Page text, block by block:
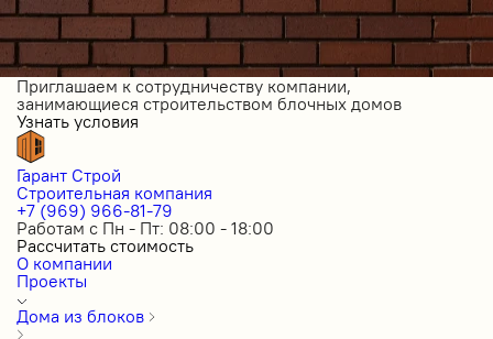
Приглашаем к сотрудничеству компании,
занимающиеся строительством блочных домов
Узнать условия
Гарант Строй
Строительная компания
+7 (969) 966-81-79
Работам с Пн - Пт: 08:00 - 18:00
Рассчитать стоимость
О компании
Проекты
Дома из блоков